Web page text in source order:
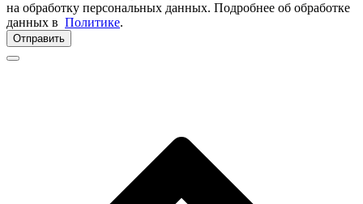
на обработку персональных данных. Подробнее об обработке
данных в Политике.
Отправить